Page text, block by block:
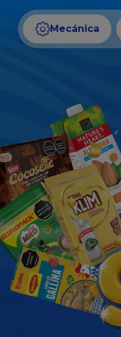
Mecánica